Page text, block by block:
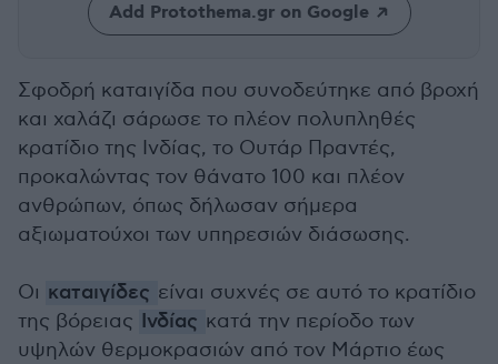
Add Protothema.gr on Google
Σφοδρή καταιγίδα που συνοδεύτηκε από βροχή
και χαλάζι σάρωσε το πλέον πολυπληθές
κρατίδιο της Ινδίας, το Ουτάρ Πραντές,
προκαλώντας τον θάνατο 100 και πλέον
ανθρώπων, όπως δήλωσαν σήμερα
αξιωματούχοι των υπηρεσιών διάσωσης.
Οι καταιγίδες είναι συχνές σε αυτό το κρατίδιο
της βόρειας Ινδίας κατά την περίοδο των
υψηλών θερμοκρασιών από τον Μάρτιο έως